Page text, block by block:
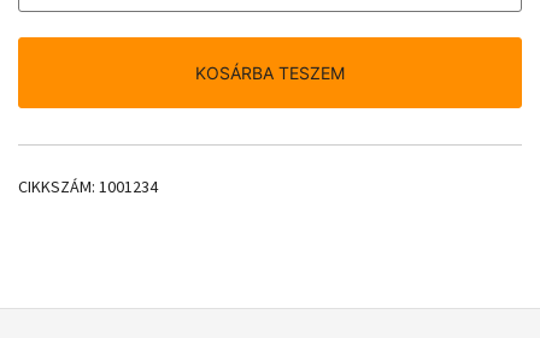
KOSÁRBA TESZEM
CIKKSZÁM: 1001234